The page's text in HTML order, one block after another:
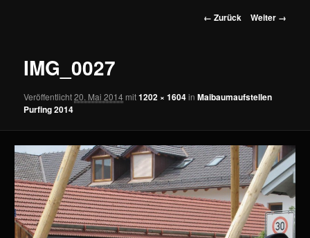
Bilder-
← Zurück Weiter →
IMG_0027
Veröffentlicht20. Mai 2014 mit1202 × 1604inMaibaumaufstellen
Purfing 2014